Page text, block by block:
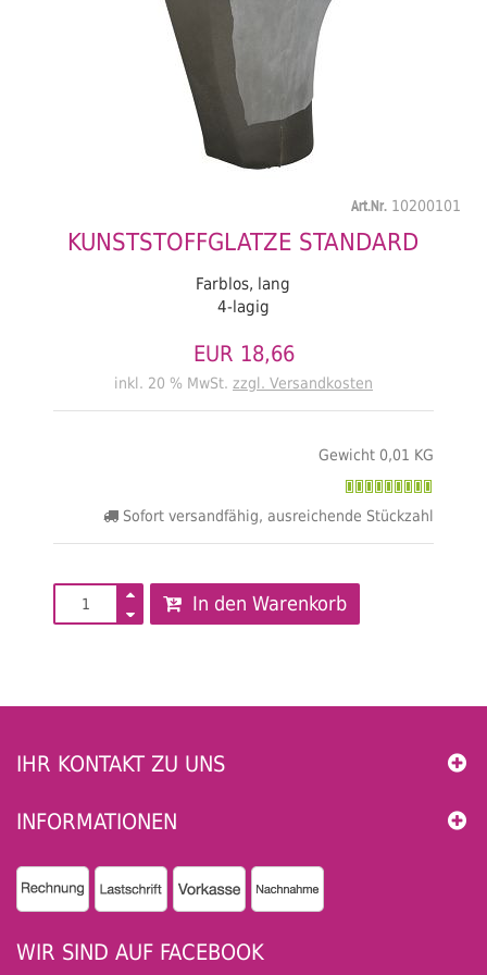
Art.Nr. 10200101
KUNSTSTOFFGLATZE STANDARD
Farblos, lang
4-lagig
EUR 18,66
inkl. 20 % MwSt. zzgl. Versandkosten
Gewicht 0,01 KG
Sofort versandfähig, ausreichende Stückzahl
In den Warenkorb
IHR KONTAKT ZU UNS
INFORMATIONEN
WIR SIND AUF FACEBOOK